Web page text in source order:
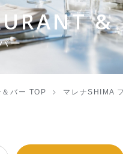
&
ー
＆バー TOP マレナSHIMA